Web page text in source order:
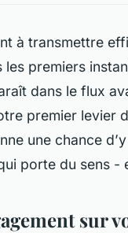
à transmettre
premiers
dans le flux
premier levier
une chance
porte du sens -
sur